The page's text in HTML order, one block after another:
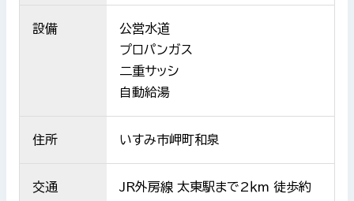
設備
公営水道
プロパンガス
二重サッシ
自動給湯
住所 いすみ市岬町和泉
交通
JR外房線 太東駅まで2ｋm 徒歩約